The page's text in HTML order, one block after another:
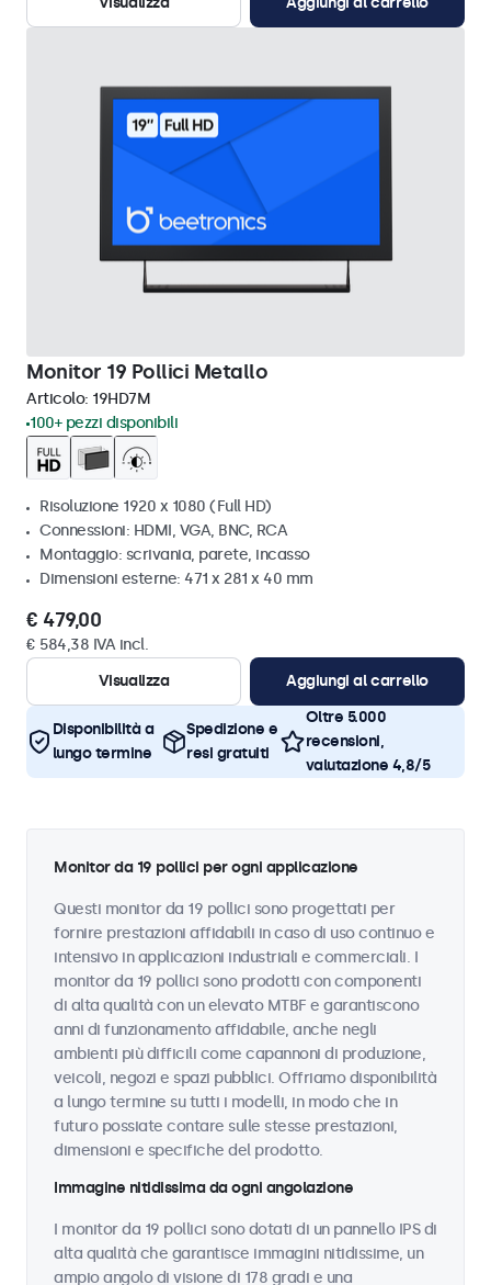
Monitor 19 Pollici Metallo
Articolo: 19HD7M
100+ pezzi disponibili
Risoluzione 1920 x 1080 (Full HD)
Connessioni: HDMI, VGA, BNC, RCA
Montaggio: scrivania, parete, incasso
Dimensioni esterne: 471 x 281 x 40 mm
€ 479,00
€ 584,38 IVA incl.
Visualizza
Aggiungi al carrello
Disponibilità a
lungo termine
Spedizione e
resi gratuiti
Oltre 5.000
recensioni,
valutazione 4,8/5
Monitor da 19 pollici per ogni applicazione
Questi monitor da 19 pollici sono progettati per
fornire prestazioni affidabili in caso di uso continuo e
intensivo in applicazioni industriali e commerciali. I
monitor da 19 pollici sono prodotti con componenti
di alta qualità con un elevato MTBF e garantiscono
anni di funzionamento affidabile, anche negli
ambienti più difficili come capannoni di produzione,
veicoli, negozi e spazi pubblici. Offriamo disponibilità
a lungo termine su tutti i modelli, in modo che in
futuro possiate contare sulle stesse prestazioni,
dimensioni e specifiche del prodotto.
Immagine nitidissima da ogni angolazione
I monitor da 19 pollici sono dotati di un pannello IPS di
alta qualità che garantisce immagini nitidissime, un
ampio angolo di visione di 178 gradi e una